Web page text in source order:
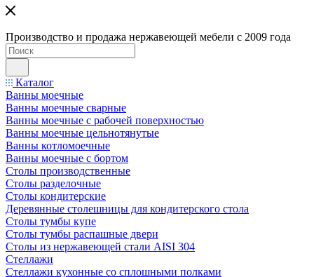
Производство и продажа нержавеющей мебели с 2009 года
Каталог
Ванны моечные
Ванны моечные сварные
Ванны моечные с рабочей поверхностью
Ванны моечные цельнотянутые
Ванны котломоечные
Ванны моечные с бортом
Столы производственные
Столы разделочные
Столы кондитерские
Деревянные столешницы для кондитерского стола
Столы тумбы купе
Столы тумбы распашные двери
Столы из нержавеющей стали AISI 304
Стеллажи
Стеллажи кухонные со сплошными полками